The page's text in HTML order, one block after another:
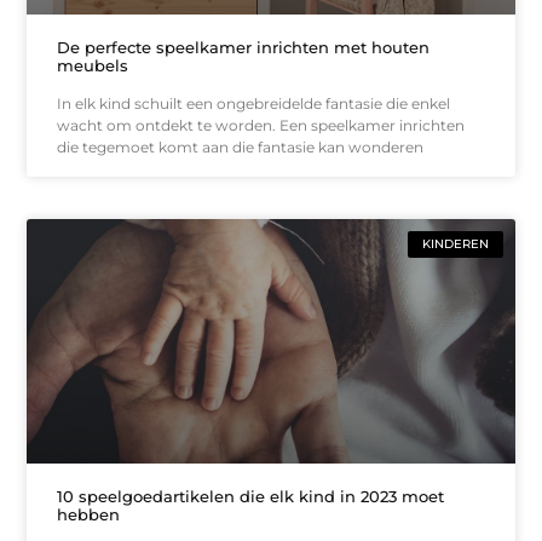
De perfecte speelkamer inrichten met houten
meubels
In elk kind schuilt een ongebreidelde fantasie die enkel
wacht om ontdekt te worden. Een speelkamer inrichten
die tegemoet komt aan die fantasie kan wonderen
KINDEREN
10 speelgoedartikelen die elk kind in 2023 moet
hebben